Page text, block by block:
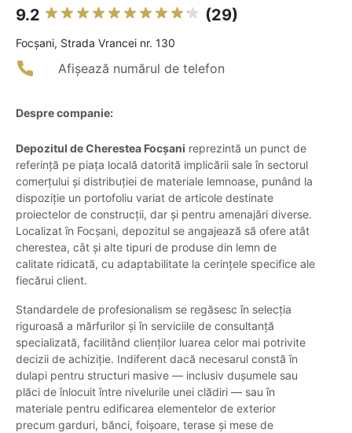
9.2 (29)
Focşani, Strada Vrancei nr. 130
Afișează numărul de telefon
Despre companie:
Depozitul de Cherestea Focșani reprezintă un punct de
referință pe piața locală datorită implicării sale în sectorul
comerțului și distribuției de materiale lemnoase, punând la
dispoziție un portofoliu variat de articole destinate
proiectelor de construcții, dar și pentru amenajări diverse.
Localizat în Focșani, depozitul se angajează să ofere atât
cherestea, cât și alte tipuri de produse din lemn de
calitate ridicată, cu adaptabilitate la cerințele specifice ale
fiecărui client.
Standardele de profesionalism se regăsesc în selecția
riguroasă a mărfurilor și în serviciile de consultanță
specializată, facilitând clienților luarea celor mai potrivite
decizii de achiziție. Indiferent dacă necesarul constă în
dulapi pentru structuri masive — inclusiv dușumele sau
plăci de înlocuit între nivelurile unei clădiri — sau în
materiale pentru edificarea elementelor de exterior
precum garduri, bănci, foișoare, terase și mese de